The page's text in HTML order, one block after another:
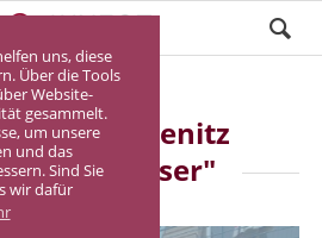
uns, diese
Über die Tools
Website-
gesammelt.
um unsere
und das
Sind Sie
wir dafür
Resort Olpenitz
Häuser"